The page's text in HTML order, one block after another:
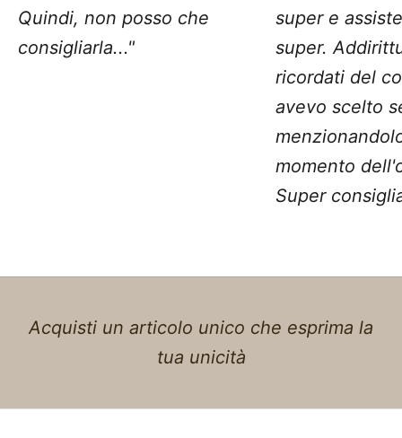
Quindi, non posso che
consigliarla..."
super e
super.
ricordati del
avevo scelto
momento
Super
Acquisti un articolo unico che esprima la
tua unicità